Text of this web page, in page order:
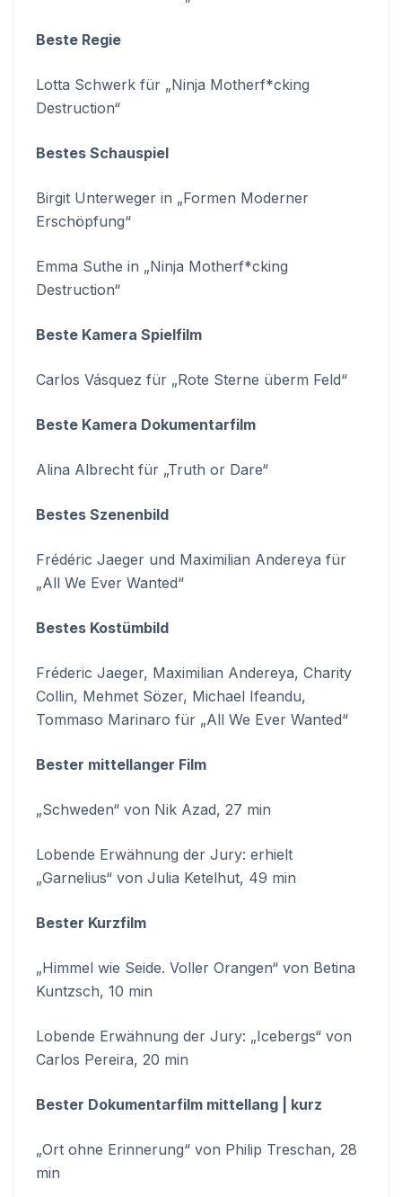
Beste Regie
Lotta Schwerk für „Ninja Motherf*cking
Destruction“
Bestes Schauspiel
Birgit Unterweger in „Formen Moderner
Erschöpfung“
Emma Suthe in „Ninja Motherf*cking
Destruction“
Beste Kamera Spielfilm
Carlos Vásquez für „Rote Sterne überm Feld“
Beste Kamera Dokumentarfilm
Alina Albrecht für „Truth or Dare“
Bestes Szenenbild
Frédéric Jaeger und Maximilian Andereya für
„All We Ever Wanted“
Bestes Kostümbild
Fréderic Jaeger, Maximilian Andereya, Charity
Collin, Mehmet Sözer, Michael Ifeandu,
Tommaso Marinaro für „All We Ever Wanted“
Bester mittellanger Film
„Schweden“ von Nik Azad, 27 min
Lobende Erwähnung der Jury: erhielt
„Garnelius“ von Julia Ketelhut, 49 min
Bester Kurzfilm
„Himmel wie Seide. Voller Orangen“ von Betina
Kuntzsch, 10 min
Lobende Erwähnung der Jury: „Icebergs“ von
Carlos Pereira, 20 min
Bester Dokumentarfilm mittellang | kurz
„Ort ohne Erinnerung“ von Philip Treschan, 28
min